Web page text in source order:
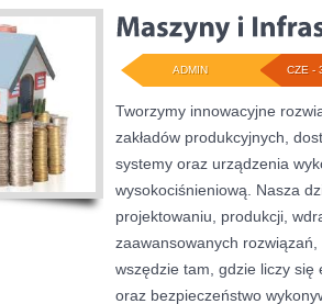
CZE -
ADMIN
Tworzymy innowacyjne
zakładów produkcyjnych,
systemy oraz urządzenia
wysokociśnieniową. Nasza
projektowaniu, produkcji,
zaawansowanych
wszędzie tam, gdzie liczy się
oraz bezpieczeństwo